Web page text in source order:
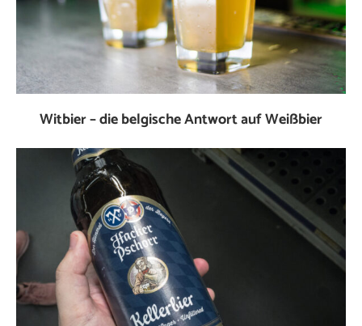
Witbier – die belgische Antwort auf Weißbier